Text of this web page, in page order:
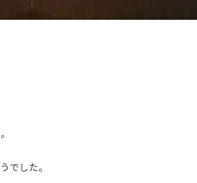
でした。